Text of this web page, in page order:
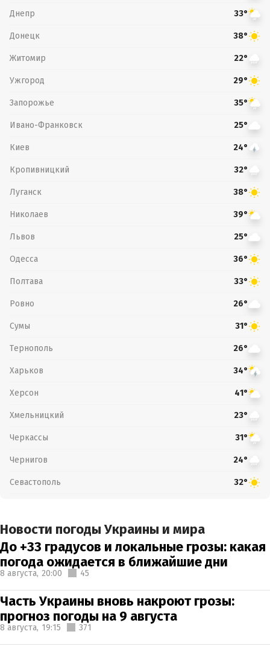
Днепр 33°
Донецк 38°
Житомир 22°
Ужгород 29°
Запорожье 35°
Ивано-Франковск 25°
Киев 24°
Кропивницкий 32°
Луганск 38°
Николаев 39°
Львов 25°
Одесса 36°
Полтава 33°
Ровно 26°
Сумы 31°
Тернополь 26°
Харьков 34°
Херсон 41°
Хмельницкий 23°
Черкассы 31°
Чернигов 24°
Севастополь 32°
Новости погоды Украины и мира
До +33 градусов и локальные грозы: какая
погода ожидается в ближайшие дни
8 августа, 20:00 45
Часть Украины вновь накроют грозы:
прогноз погоды на 9 августа
8 августа, 19:15 371